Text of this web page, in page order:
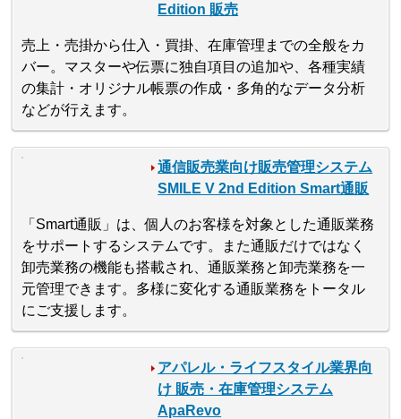
Edition 販売
売上・売掛から仕入・買掛、在庫管理までの全般をカ
バー。マスターや伝票に独自項目の追加や、各種実績
の集計・オリジナル帳票の作成・多角的なデータ分析
などが行えます。
通信販売業向け販売管理システム
SMILE V 2nd Edition Smart通販
「Smart通販」は、個人のお客様を対象とした通販業務
をサポートするシステムです。また通販だけではなく
卸売業務の機能も搭載され、通販業務と卸売業務を一
元管理できます。多様に変化する通販業務をトータル
にご支援します。
アパレル・ライフスタイル業界向
け 販売・在庫管理システム
ApaRevo